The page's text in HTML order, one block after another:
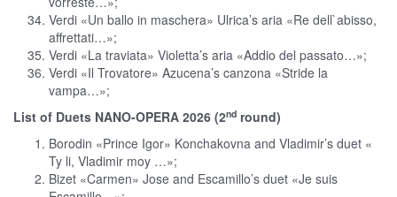
Verdi «Un ballo in maschera» Ulrica’s aria «Re dell`abisso,
affrettati…»;
Verdi «La traviata» Violetta’s aria «Addio del passato…»;
Verdi «Il Trovatore» Azucena’s canzona «Stride la
vampa…»;
List of Duets NANO-OPERA 2026 (2nd round)
Borodin «Prince Igor» Konchakovna and Vladimir’s duet «
Ty li, Vladimir moy …»;
Bizet «Carmen» Jose and Escamillo’s duet «Je suis